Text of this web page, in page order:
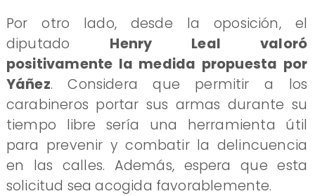
Por otro lado, desde la oposición, el
diputado Henry Leal valoró
positivamente la medida propuesta por
Yáñez. Considera que permitir a los
carabineros portar sus armas durante su
tiempo libre sería una herramienta útil
para prevenir y combatir la delincuencia
en las calles. Además, espera que esta
solicitud sea acogida favorablemente.